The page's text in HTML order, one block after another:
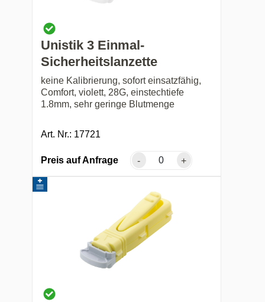
Unistik 3 Einmal-
Sicherheitslanzette
keine Kalibrierung, sofort einsatzfähig,
Comfort, violett, 28G, einstechtiefe
1.8mm, sehr geringe Blutmenge
Art. Nr.: 17721
Preis auf Anfrage - +